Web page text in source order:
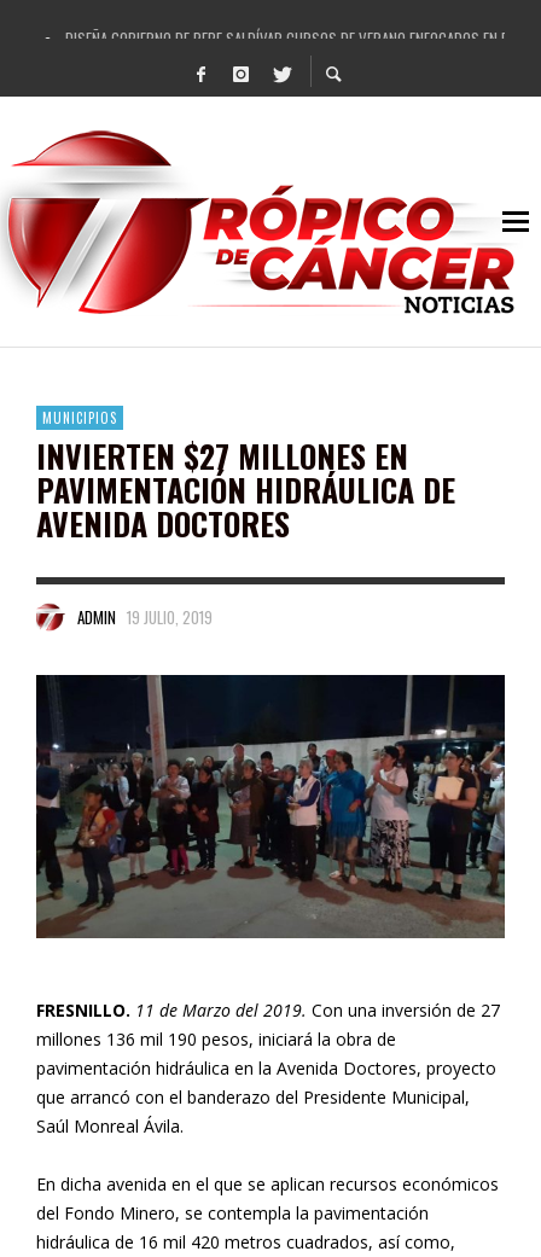
DISEÑA GOBIERNO DE PEPE SALDÍVAR CURSOS DE VERANO ENFOCADOS EN
REFRENDAN LOS 28 DELEGADOS Y 14 COMISARIADOS DE GUADALUPE APOYO A
FORTALECE GOBIERNO DE PEPE SALDÍVAR LA EDUCACIÓN EN LA ZACATECANA
GOBIERNO DE PEPE SALDÍVAR Y GRUPO FEMSA GENERAN MÁS DE 3 MIL EMPLEOS
CUARTA FERIA EXPO AGROPECUARIA TRAJO BENEFICIO DIRECTO A GUADALUPE:
RECONOCE PEPE SALDÍVAR A ARTISTA ZACATECANA VICTORIA HERNÁNDEZ
EGRESA GOBIERNO DE PEPE SALDÍVAR A 500 NUEVAS EMPRESARIAS
SON MUJERES GUADALUPENSES PRINCIPALES BENEFICIADAS DEL PROGRAMA
MUNICIPIOS
INVIERTEN $27 MILLONES EN
PAVIMENTACIÓN HIDRÁULICA DE
AVENIDA DOCTORES
ADMIN 19 JULIO, 2019
FRESNILLO. 11 de Marzo del 2019. Con una inversión de 27
millones 136 mil 190 pesos, iniciará la obra de
pavimentación hidráulica en la Avenida Doctores, proyecto
que arrancó con el banderazo del Presidente Municipal,
Saúl Monreal Ávila.
En dicha avenida en el que se aplican recursos económicos
del Fondo Minero, se contempla la pavimentación
hidráulica de 16 mil 420 metros cuadrados, así como,